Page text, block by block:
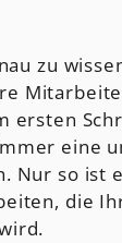
zu
ersten
eine
Nur so ist
die